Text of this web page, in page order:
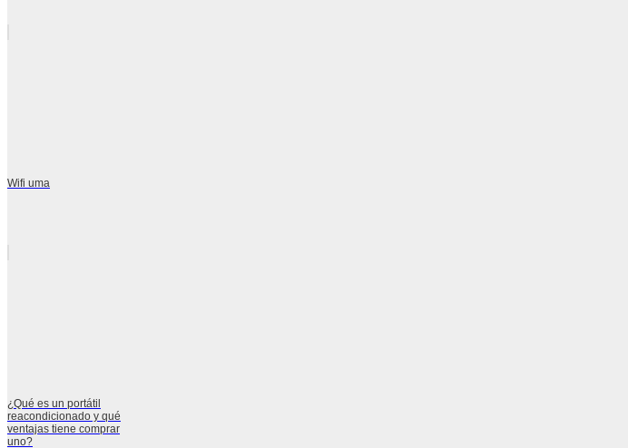
Wifi uma
¿Qué es un portátil
reacondicionado y qué
ventajas tiene comprar
uno?